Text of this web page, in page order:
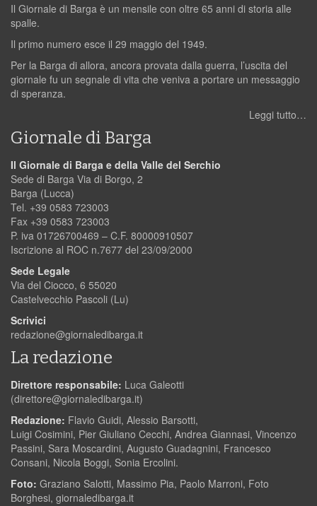
Il Giornale di Barga è un mensile con oltre 65 anni di storia alle
spalle.
Il primo numero esce il 29 maggio del 1949.
Per la Barga di allora, ancora provata dalla guerra, l’uscita del
giornale fu un segnale di vita che veniva a portare un messaggio
di speranza.
Leggi tutto…
Giornale di Barga
Il Giornale di Barga e della Valle del Serchio
Sede di Barga Via di Borgo, 2
Barga (Lucca)
Tel. +39 0583 723003
Fax +39 0583 723003
P. iva 01726700469 – C.F. 80000910507
Iscrizione al ROC n.7677 del 23/09/2000
Sede Legale
Via del Ciocco, 6 55020
Castelvecchio Pascoli (Lu)
Scrivici
redazione@giornaledibarga.it
La redazione
Direttore responsabile: Luca Galeotti
(direttore@giornaledibarga.it)
Redazione: Flavio Guidi, Alessio Barsotti,
Luigi Cosimini, Pier Giuliano Cecchi, Andrea Giannasi, Vincenzo
Passini, Sara Moscardini, Augusto Guadagnini, Francesco
Consani, Nicola Boggi, Sonia Ercolini.
Foto: Graziano Salotti, Massimo Pia, Paolo Marroni, Foto
Borghesi, giornaledibarga.it